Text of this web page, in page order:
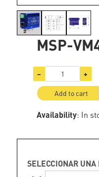
MSP-
− +
Add to cart
Availability: In
SELECCIONAR